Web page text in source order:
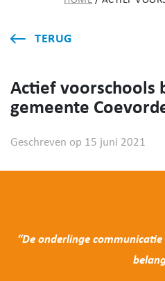
TERUG
Actief voorschools
gemeente
Geschreven op 15 juni 2021
“De onderlinge